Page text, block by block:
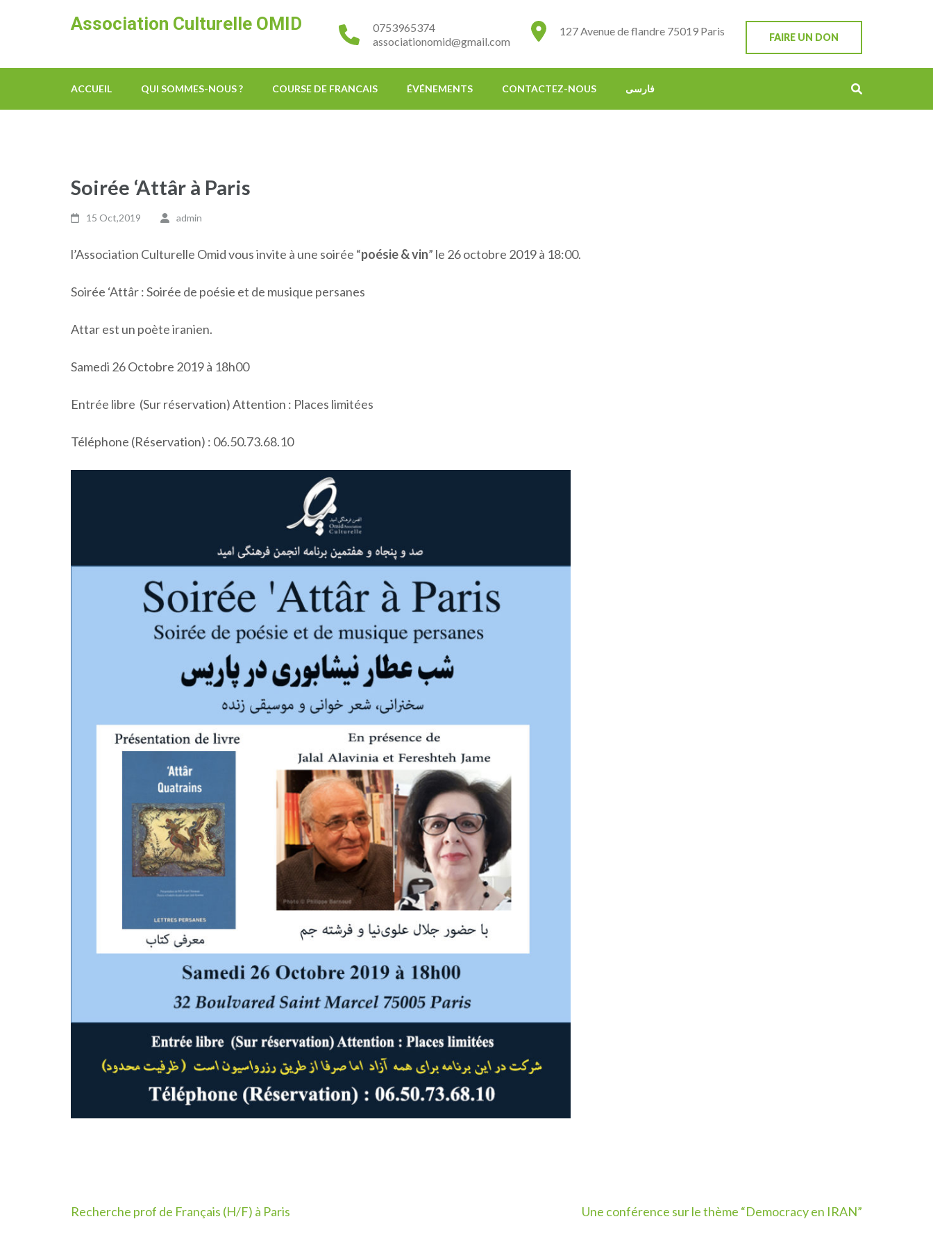
(Press
Association Culturelle OMID
FAIRE UN DON
127 Avenue de flandre 75019 Paris
0753965374
associationomid@gmail.com
ACCUEIL QUI SOMMES-NOUS ? COURSE DE FRANCAIS ÉVÉNEMENTS CONTACTEZ-NOUS فارسی
Soirée ‘Attâr à Paris
15 Oct,2019 admin
l’Association Culturelle Omid vous invite à une soirée “poésie & vin” le 26 octobre 2019 à 18:00.
Soirée ‘Attâr : Soirée de poésie et de musique persanes
Attar est un poète iranien.
Samedi 26 Octobre 2019 à 18h00
Entrée libre (Sur réservation) Attention : Places limitées
Téléphone (Réservation) : 06.50.73.68.10
Post
Recherche prof de Français (H/F) à Paris Une conférence sur le thème “Democracy en IRAN”